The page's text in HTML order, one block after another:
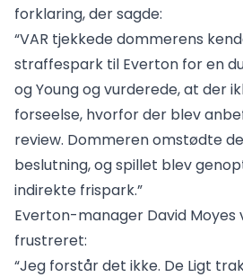
forklaring, der sagde:
“VAR tjekkede dommerens
straffespark til Everton for en
og Young og vurderede, at der
forseelse, hvorfor der blev
review. Dommeren omstødte
beslutning, og spillet blev
indirekte frispark.”
Everton-manager David Moyes
frustreret:
“Jeg forstår det ikke. De Ligt